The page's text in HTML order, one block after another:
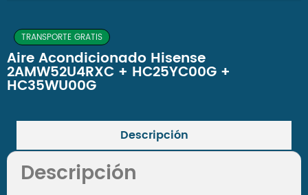
TRANSPORTE GRATIS
Aire Acondicionado Hisense
2AMW52U4RXC + HC25YC00G +
HC35WU00G
Descripción
Descripción